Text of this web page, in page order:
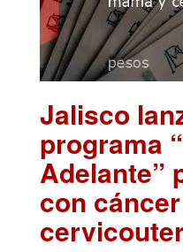
Jalisco
programa
Adelante”
con